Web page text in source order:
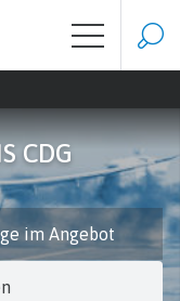
CDG
im Angebot